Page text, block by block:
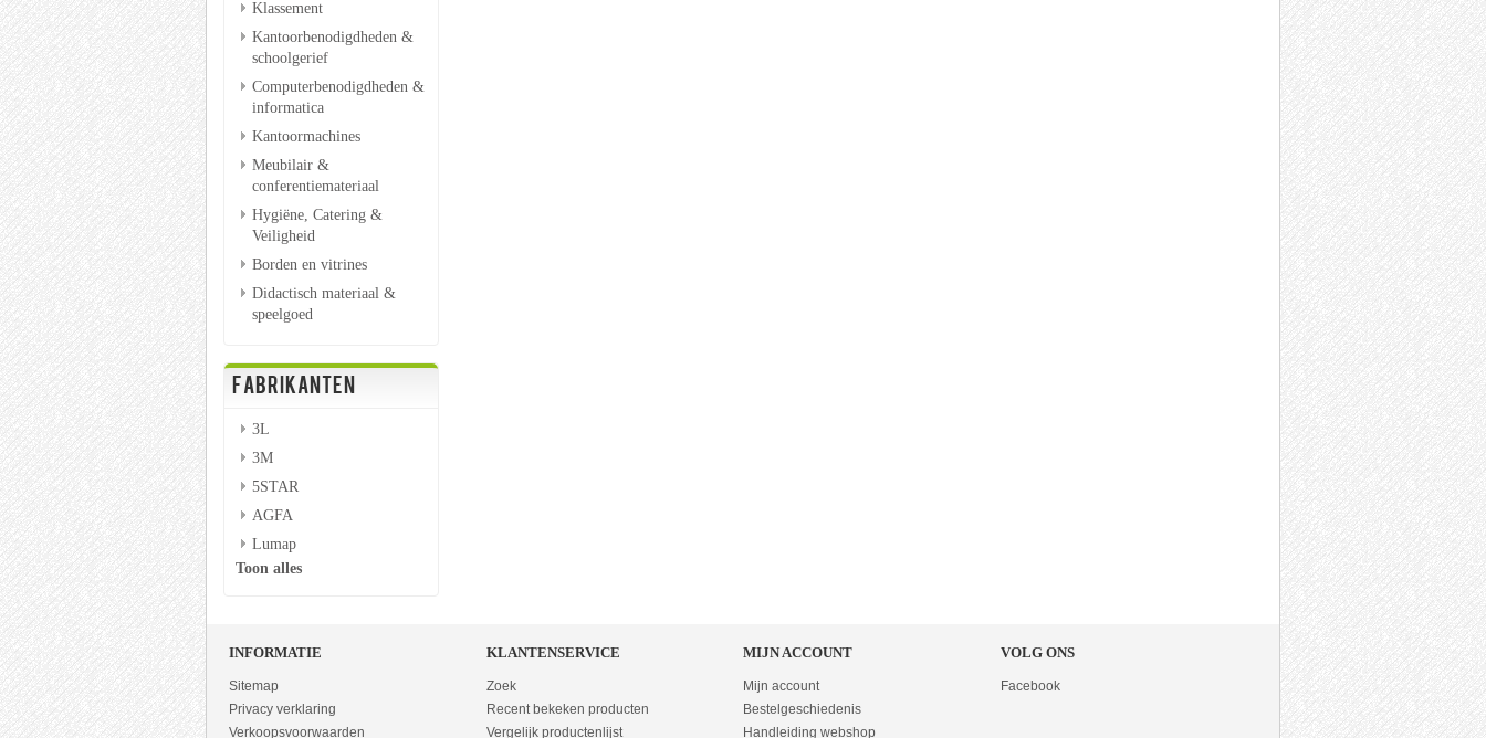
Klassement
Kantoorbenodigdheden &
schoolgerief
Computerbenodigdheden &
informatica
Kantoormachines
Meubilair &
conferentiemateriaal
Hygiëne, Catering &
Veiligheid
Borden en vitrines
Didactisch materiaal &
speelgoed
FABRIKANTEN
3L
3M
5STAR
AGFA
Lumap
Toon alles
INFORMATIE
Sitemap
Privacy verklaring
Verkoopsvoorwaarden
KLANTENSERVICE
Zoek
Recent bekeken producten
Vergelijk productenlijst
MIJN ACCOUNT
Mijn account
Bestelgeschiedenis
Handleiding webshop
VOLG ONS
Facebook